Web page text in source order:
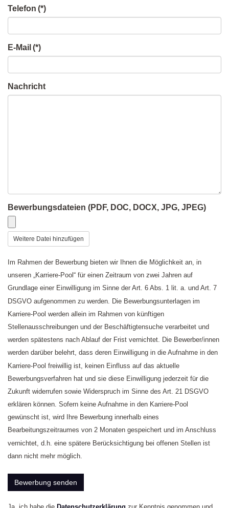
Telefon (*)
E-Mail (*)
Nachricht
Bewerbungsdateien (PDF, DOC, DOCX, JPG, JPEG)
Weitere Datei hinzufügen
Im Rahmen der Bewerbung bieten wir Ihnen die Möglichkeit an, in
unseren „Karriere-Pool“ für einen Zeitraum von zwei Jahren auf
Grundlage einer Einwilligung im Sinne der Art. 6 Abs. 1 lit. a. und Art. 7
DSGVO aufgenommen zu werden. Die Bewerbungsunterlagen im
Karriere-Pool werden allein im Rahmen von künftigen
Stellenausschreibungen und der Beschäftigtensuche verarbeitet und
werden spätestens nach Ablauf der Frist vernichtet. Die Bewerber/innen
werden darüber belehrt, dass deren Einwilligung in die Aufnahme in den
Karriere-Pool freiwillig ist, keinen Einfluss auf das aktuelle
Bewerbungsverfahren hat und sie diese Einwilligung jederzeit für die
Zukunft widerrufen sowie Widerspruch im Sinne des Art. 21 DSGVO
erklären können. Sofern keine Aufnahme in den Karriere-Pool
gewünscht ist, wird Ihre Bewerbung innerhalb eines
Bearbeitungszeitraumes von 2 Monaten gespeichert und im Anschluss
vernichtet, d.h. eine spätere Berücksichtigung bei offenen Stellen ist
dann nicht mehr möglich.
Bewerbung senden